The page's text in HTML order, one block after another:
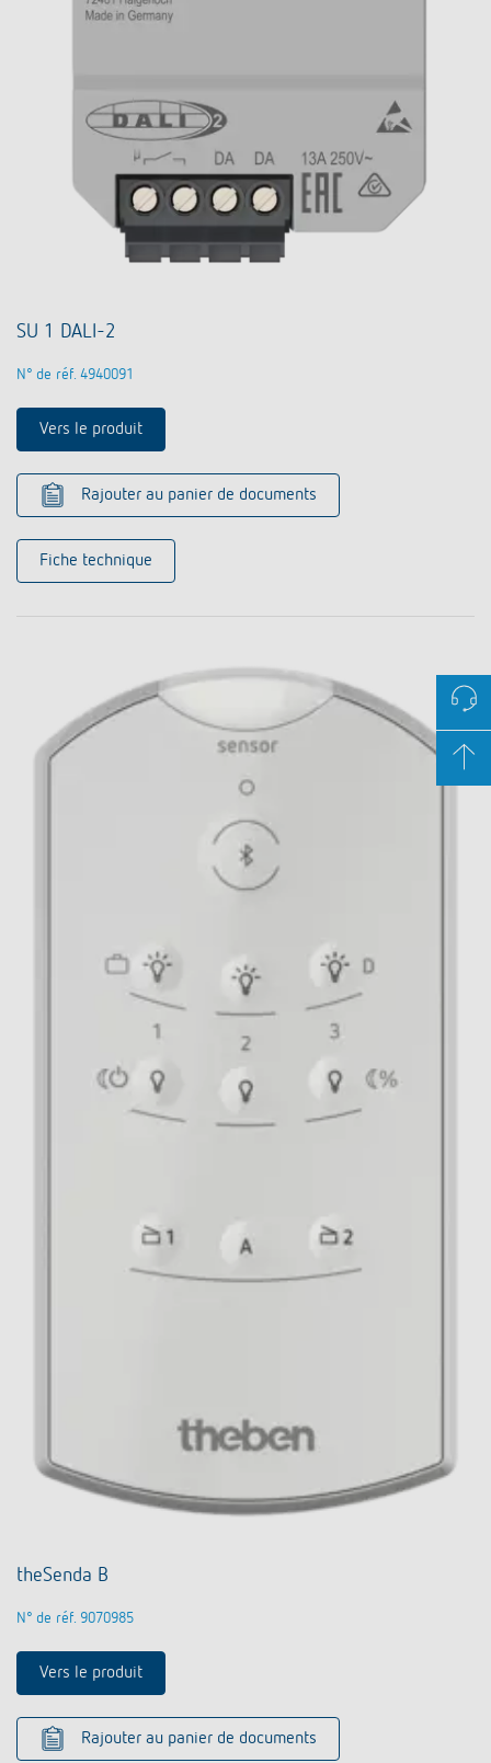
SU 1 DALI-2
N° de réf. 4940091
Vers le produit
Rajouter au panier de documents
Fiche technique
theSenda B
N° de réf. 9070985
Vers le produit
Rajouter au panier de documents